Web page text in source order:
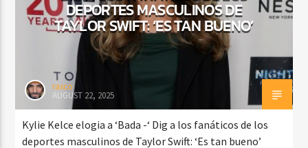
DEPORTES MASCULINOS DE
TAYLOR SWIFT: ‘ES TAN BUENO’
rasco
AUGUST 22, 2025
Kylie Kelce elogia a ‘Bada -‘ Dig a los fanáticos de los
deportes masculinos de Taylor Swift: ‘Es tan bueno’